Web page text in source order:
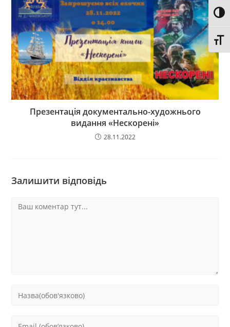
Презентація документально-художнього
видання «Нескорені»
28.11.2022
Залишити відповідь